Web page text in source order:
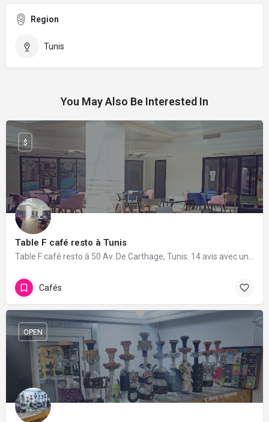
Region
Tunis
You May Also Be Interested In
Table F café resto à Tunis
Table F café resto à 50 Av. De Carthage, Tunis. 14 avis avec une note de 4.8/5.
$
Cafés
OPEN